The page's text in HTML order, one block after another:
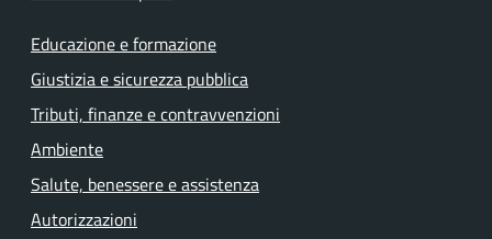
Educazione e formazione
Giustizia e sicurezza pubblica
Tributi, finanze e contravvenzioni
Ambiente
Salute, benessere e assistenza
Autorizzazioni